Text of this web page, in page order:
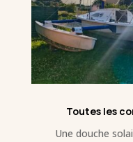
Toutes les
Une douche